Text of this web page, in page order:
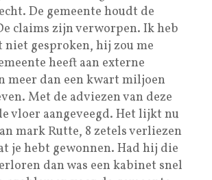
De gemeente houdt de
claims zijn verworpen. Ik heb
gesproken, hij zou me
heeft aan externe
meer dan een kwart miljoen
Met de adviezen van deze
vloer aangeveegd. Het lijkt nu
mark Rutte, 8 zetels verliezen
je hebt gewonnen. Had hij die
dan was een kabinet snel